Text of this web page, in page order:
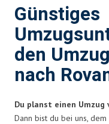
Günstiges
den
nach
Du planst einen Umzug
Dann bist du bei uns,